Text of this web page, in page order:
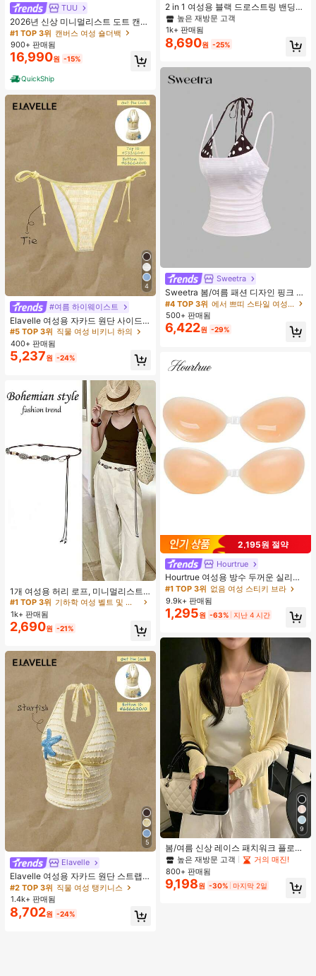
TUU
2026년 신상 미니멀리스트 도트 캔버
스 토트백, 대용량 캐주얼 다용도 통근
숄더 핸드백
#1 TOP 3위 캔버스 여성 숄더백
900+ 판매됨
16,990원 -15%
QuickShip
4
#여름 하이웨이스트
Elavelle 여성용 자카드 원단 사이드
타이 비키니 하의, 봄/여름
#5 TOP 3위 직물 여성 비키니 하의
400+ 판매됨
5,237원 -24%
1개 여성용 허리 로프, 미니멀리스트
보헤미안 패션 매듭 허리 벨트, 드레
스, 캐주얼 팬츠와 함께 일상 착용에
적합한 장식용 허리 액세서리
거의 매진!
#1 TOP 3위
기하학 여성 벨트 및 벨트 액세서리
거의 매진!
#1 TOP 3위
기하학 여성 벨트 및 벨트 액세서리
거의 매진!
#1 TOP 3위
1k+ 판매됨
2,690원 -21%
5
Elavelle
Elavelle 여성용 자카드 원단 스트랩
불가사리 장식 홀터 탑, 봄/여름에 적
합 (탑만 포함, 반바지 미포함)
#2 TOP 3위 직물 여성 탱키니스
1.4k+ 판매됨
8,702원 -24%
2 in 1 여성용 블랙 드로스트링 밴딩
허리 곡선 밑단 캐주얼 러닝 트레이닝
운동 반바지
#1 TOP 3위 여성 액티브 바텀
높은 재방문 고객
#1 TOP 3위 여성 액티브 바텀
높은 재방문 고객
#1 TOP 3위
높은 재방문 고객
1k+ 판매됨
8,690원 -25%
Sweetra
Sweetra 봄/여름 패션 디자인 핑크 스
트라이프 브라운 폴카 도트 스파게티
스트랩 2 In 1 스위트 걸리시 비치 로
맨틱 휴가 스타일 여성용 캐미 탱크 탑
#4 TOP 3위
에서 쁘띠 스타일 여성 상의, 블라우스 & 티
500+ 판매됨
6,422원 -29%
2,195원 절약
Hourtrue
Hourtrue 여성용 방수 두꺼운 실리콘
가슴 페탈, 작은 가슴 리프트업 & 푸시
인용, 웨딩 촬영 및 들러리용
#1 TOP 3위 없음 여성 스티키 브라
9.9k+ 판매됨
1,295원 -63% 지난 4 시간
9
봄/여름 신상 레이스 패치워크 플로럴
트림 소프트 니트 가디건 경량 재킷 탑
여성용, 코티지코어 옐로우
높은 재방문 고객
거의 매진!
800+ 판매됨
9,198원 -30% 마지막 2일